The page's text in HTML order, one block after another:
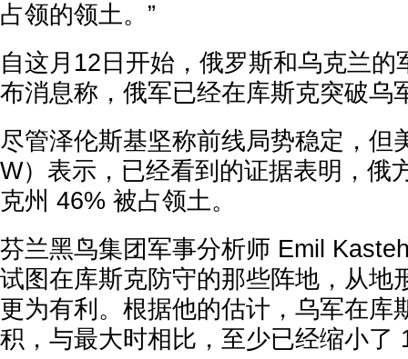
占领的领土。”
自这月12日开始，俄罗斯和乌克兰的
布消息称，俄军已经在库斯克突破乌
尽管泽伦斯基坚称前线局势稳定，但
W）表示，已经看到的证据表明，俄
克州 46% 被占领土。
芬兰黑鸟集团军事分析师 Emil
试图在库斯克防守的那些阵地，从地
更为有利。根据他的估计，乌军在库
积，与最大时相比，至少已经缩小了